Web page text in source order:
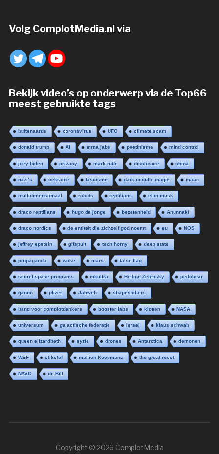
Volg ComplotMedia.nl via
Bekijk video’s op onderwerp via de Top66
meest gebruikte tags
buitenaards coronavirus UFO climate scam
donald trump AI mrna jabs poetinisme mind control
joey biden privacy mark rutte disclosure china
nazi’s oekraine fascisme dark occulte magie maan
multidimensionaal robots reptilians elon musk
draco reptilians hugo de jonge bezetenheid Anunnaki
draco nordics de entiteit die zichzelf god noemt eu NOS
jeffrey epstein gifspuit tech horny deep state
propaganda woke mars false flag
secret space programs mkultra Heilige Zelensky pedobear
qanon pfizer Jahweh shapeshifters
bang voor complotdenkers booster jabs klonen NASA
universum galactische federatie israel klaus schwab
queen elizardbeth syrie drones Antarctica demonen
WEF stikstof mallion Koopmans the great reset
NAVO dr. Bill
Copyright © 2026 ComplotMedia